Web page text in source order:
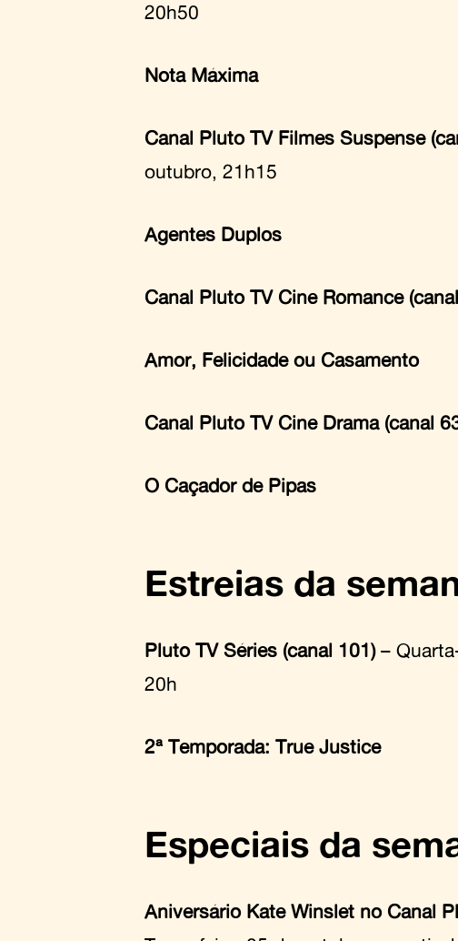
20h50
Nota Máxima
Canal Pluto TV Filmes Suspense
outubro, 21h15
Agentes Duplos
Canal Pluto TV Cine Romance
Amor, Felicidade ou Casamento
Canal Pluto TV Cine Drama (canal
O Caçador de Pipas
Estreias da
Pluto TV Séries (canal 101)–
20h
2ª Temporada: True Justice
Especiais da
Aniversário Kate Winslet no Canal